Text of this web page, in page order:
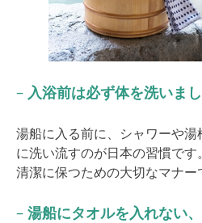
– 入浴前は必ず体を洗いま
湯船に入る前に、シャワーや
に洗い流すのが日本の習慣で
清潔に保つための大切なマナー
– 湯船にタオルを入れない